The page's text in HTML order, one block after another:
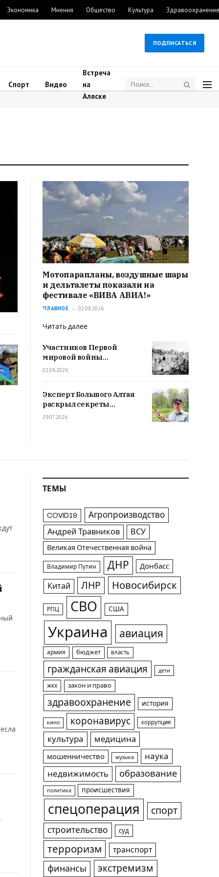
Экономика Мнения Общество Культура Здравоохранение
ПОДПИСАТЬСЯ
Спорт Видео
Встреча
на
Аляске
Мотопарапланы, воздушные шары
и дельталеты показали на
фестивале «ВИВА АВИА!»
*ГЛАВНОЕ 02.08.2026
Читать далее
Участников Первой
мировой войны
вспомнили в
02.08.2026
Эксперт Большого Алтая
раскрыл секреты
подготовки и проведения
29.07.2026
ТЕМЫ
COVID19 Агропроизводство
Андрей Травников ВСУ
Великая Отечественная война
Владимир Путин ДНР Донбасс
Китай ЛНР Новосибирск
РПЦ СВО США
Украина авиация
армия бюджет власть
гражданская авиация дети
жкх закон и право
здравоохранение история
кино коронавирус коррупция
культура медицина
мошенничество музыка
наука
недвижимость
образование
политика происшествия
спецоперация спорт
строительство суд
терроризм транспорт
финансы экстремизм